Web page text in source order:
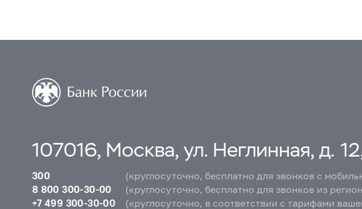
107016, Москва, ул. Неглинная, д.
300
(круглосуточно, бесплатно для звонков с
8 800 300-30-00
(круглосуточно, бесплатно для звонков из
+7 499 300-30-00
(круглосуточно, в соответствии с тарифами